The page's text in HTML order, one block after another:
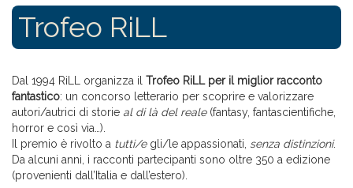
Trofeo RiLL
Dal 1994 RiLL organizza il Trofeo RiLL per il miglior racconto
fantastico: un concorso letterario per scoprire e valorizzare
autori/autrici di storie al di là del reale (fantasy, fantascientifiche,
horror e così via…).
Il premio è rivolto a tutti/egli/le appassionati, senza distinzioni.
Da alcuni anni, i racconti partecipanti sono oltre 350 a edizione
(provenienti dall’Italia e dall’estero).